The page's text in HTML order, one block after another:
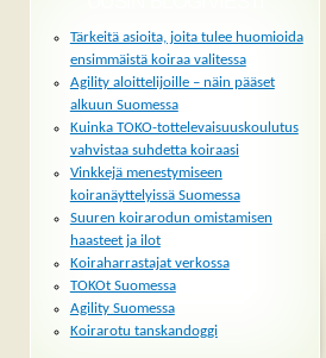
Tärkeitä asioita, joita tulee huomioida
ensimmäistä koiraa valitessa
Agility aloittelijoille – näin pääset
alkuun Suomessa
Kuinka TOKO-tottelevaisuuskoulutus
vahvistaa suhdetta koiraasi
Vinkkejä menestymiseen
koiranäyttelyissä Suomessa
Suuren koirarodun omistamisen
haasteet ja ilot
Koiraharrastajat verkossa
TOKOt Suomessa
Agility Suomessa
Koirarotu tanskandoggi